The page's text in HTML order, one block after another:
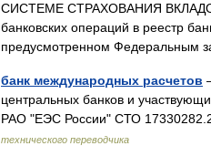
СИСТЕМЕ СТРАХОВАНИЯ ВКЛАДОВ
банковских операций в реестр
предусмотренном
банк международных расчетов
центральных банков и
РАО "ЕЭС России" СТО
технического переводчика